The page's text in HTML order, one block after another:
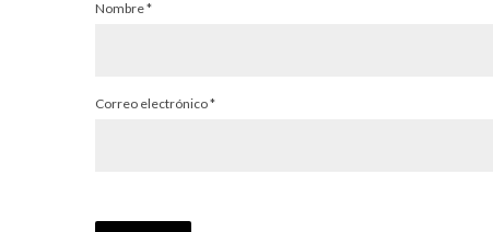
Nombre*
Correo electrónico*